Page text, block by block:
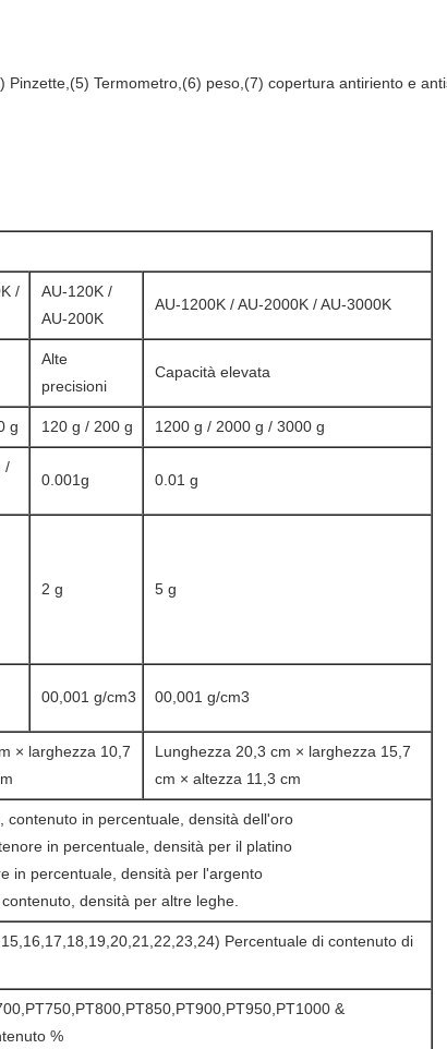
Pinzette,(5) Termometro,(6) peso,(7) copertura antiriento e
/
AU-120K /
AU-200K
AU-1200K / AU-2000K / AU-3000K
Alte
precisioni
Capacità elevata
g 120 g / 200 g 1200 g / 2000 g / 3000 g
/
0.001g 0.01 g
2 g 5 g
00,001 g/cm3 00,001 g/cm3
× larghezza 10,7
Lunghezza 20,3 cm × larghezza 15,7
cm × altezza 11,3 cm
contenuto in percentuale, densità dell'oro
in percentuale, densità per il platino
in percentuale, densità per l'argento
densità per altre leghe.
Percentuale di contenuto di
&
%